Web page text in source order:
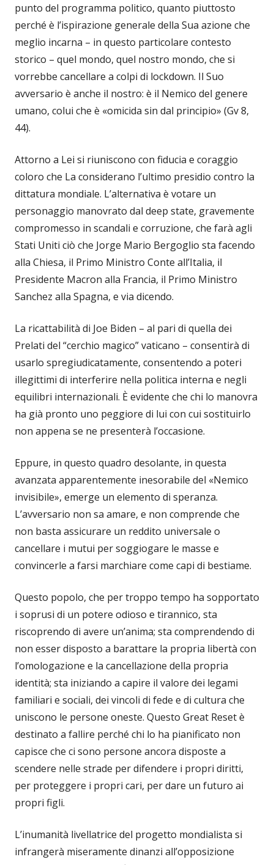
punto del programma politico, quanto piuttosto
perché è l’ispirazione generale della Sua azione che
meglio incarna – in questo particolare contesto
storico – quel mondo, quel nostro mondo, che si
vorrebbe cancellare a colpi di lockdown. Il Suo
avversario è anche il nostro: è il Nemico del genere
umano, colui che è «omicida sin dal principio» (Gv 8,
44).
Attorno a Lei si riuniscono con fiducia e coraggio
coloro che La considerano l’ultimo presidio contro la
dittatura mondiale. L’alternativa è votare un
personaggio manovrato dal deep state, gravemente
compromesso in scandali e corruzione, che farà agli
Stati Uniti ciò che Jorge Mario Bergoglio sta facendo
alla Chiesa, il Primo Ministro Conte all’Italia, il
Presidente Macron alla Francia, il Primo Ministro
Sanchez alla Spagna, e via dicendo.
La ricattabilità di Joe Biden – al pari di quella dei
Prelati del “cerchio magico” vaticano – consentirà di
usarlo spregiudicatamente, consentendo a poteri
illegittimi di interferire nella politica interna e negli
equilibri internazionali. È evidente che chi lo manovra
ha già pronto uno peggiore di lui con cui sostituirlo
non appena se ne presenterà l’occasione.
Eppure, in questo quadro desolante, in questa
avanzata apparentemente inesorabile del «Nemico
invisibile», emerge un elemento di speranza.
L’avversario non sa amare, e non comprende che
non basta assicurare un reddito universale o
cancellare i mutui per soggiogare le masse e
convincerle a farsi marchiare come capi di bestiame.
Questo popolo, che per troppo tempo ha sopportato
i soprusi di un potere odioso e tirannico, sta
riscoprendo di avere un’anima; sta comprendendo di
non esser disposto a barattare la propria libertà con
l’omologazione e la cancellazione della propria
identità; sta iniziando a capire il valore dei legami
familiari e sociali, dei vincoli di fede e di cultura che
uniscono le persone oneste. Questo Great Reset è
destinato a fallire perché chi lo ha pianificato non
capisce che ci sono persone ancora disposte a
scendere nelle strade per difendere i propri diritti,
per proteggere i propri cari, per dare un futuro ai
propri figli.
L’inumanità livellatrice del progetto mondialista si
infrangerà miseramente dinanzi all’opposizione